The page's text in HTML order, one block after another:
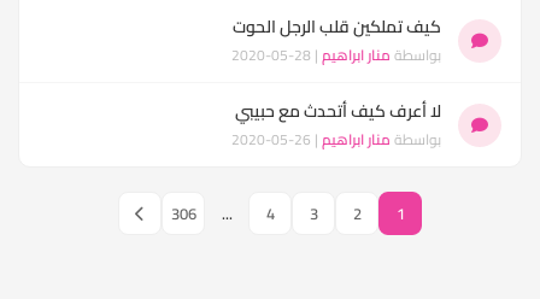
كيف تملكين قلب الرجل الحوت
بواسطةمنار ابراهيم| 28-05-2020
لا أعرف كيف أتحدث مع حبيبي
بواسطةمنار ابراهيم| 26-05-2020
1
2
3
4
...
306